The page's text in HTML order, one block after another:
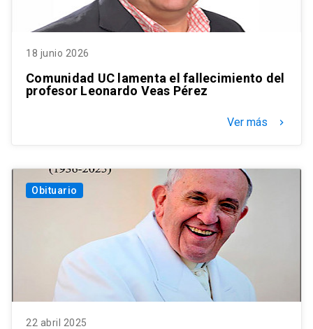
18 junio 2026
Comunidad UC lamenta el fallecimiento del
profesor Leonardo Veas Pérez
Ver más keyboard_arrow_right
Obituario
22 abril 2025